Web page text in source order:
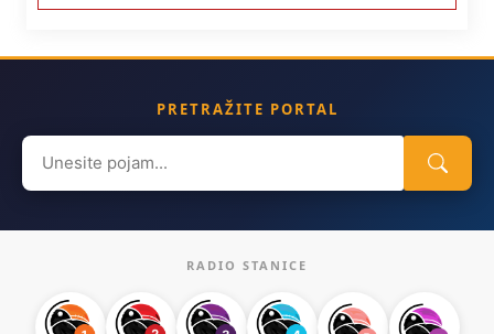
PRETRAŽITE PORTAL
Search
for:
RADIO STANICE